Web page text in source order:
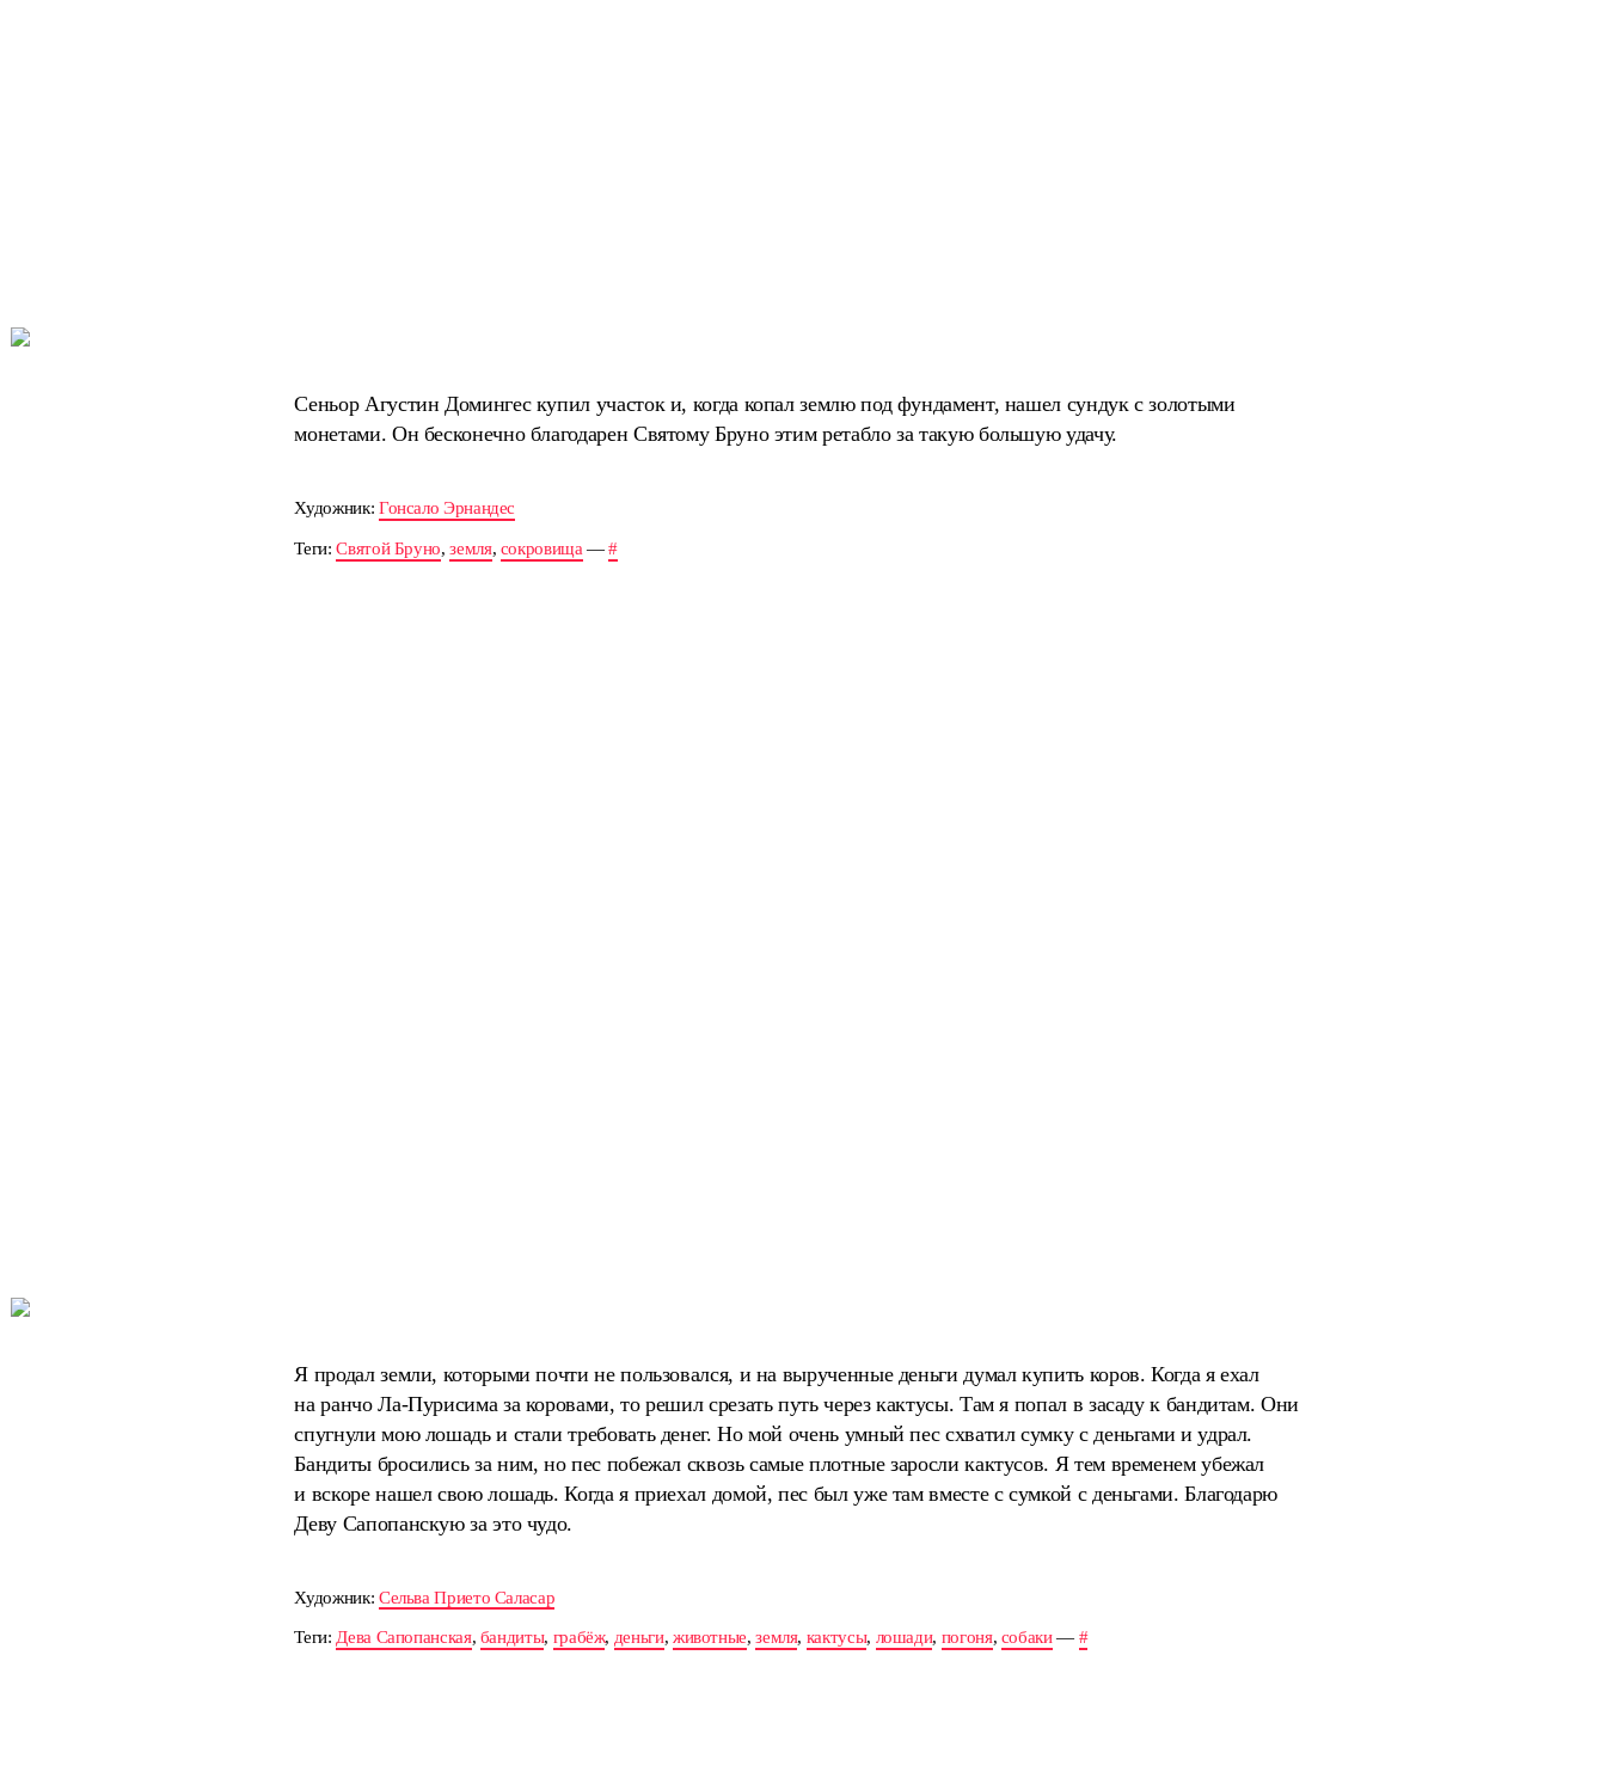
Сеньор Агустин Домингес купил участок и, когда копал землю под фундамент, нашел сундук с золотыми
монетами. Он бесконечно благодарен Святому Бруно этим ретабло за такую большую удачу.
Художник: Гонсало Эрнандес
Теги:Святой Бруно,земля, сокровища —#
Я продал земли, которыми почти не пользовался, и на вырученные деньги думал купить коров. Когда я ехал
на ранчо Ла-Пурисима за коровами, то решил срезать путь через кактусы. Там я попал в засаду к бандитам. Они
спугнули мою лошадь и стали требовать денег. Но мой очень умный пес схватил сумку с деньгами и удрал.
Бандиты бросились за ним, но пес побежал сквозь самые плотные заросли кактусов. Я тем временем убежал
и вскоре нашел свою лошадь. Когда я приехал домой, пес был уже там вместе с сумкой с деньгами. Благодарю
Деву Сапопанскую за это чудо.
Художник: Сельва Прието Саласар
Теги: Дева Сапопанская, бандиты, грабёж, деньги, животные,земля, кактусы, лошади, погоня, собаки— #